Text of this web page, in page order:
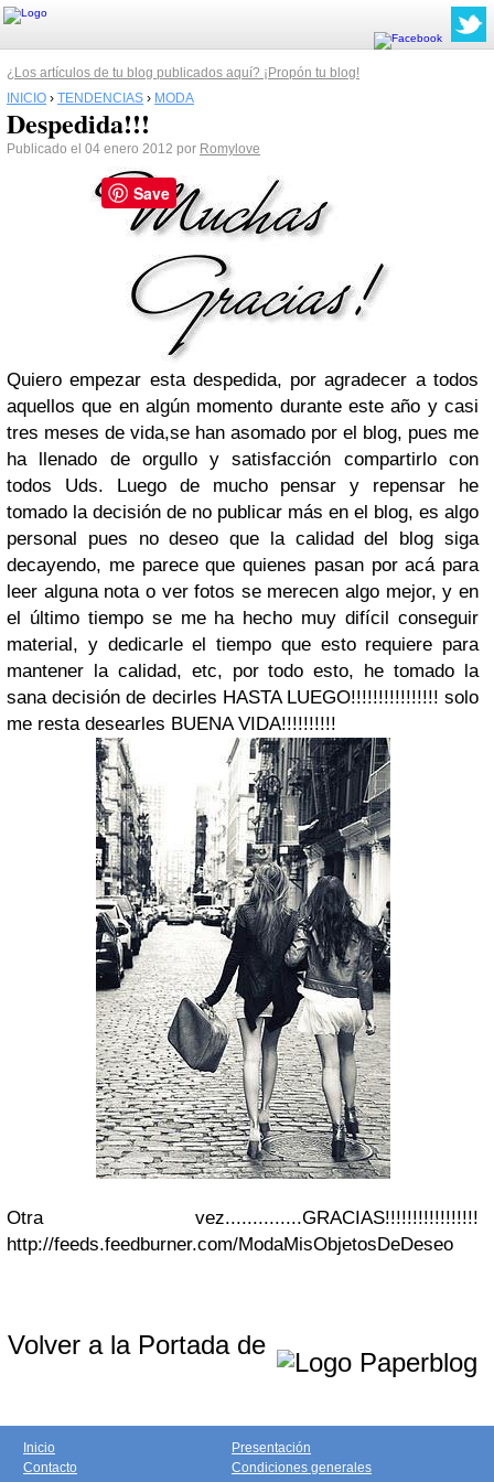
¿Los artículos de tu blog publicados aquí? ¡Propón tu blog!
INICIO › TENDENCIAS › MODA
Despedida!!!
Publicado el 04 enero 2012 por Romylove
Quiero empezar esta despedida, por agradecer a todos
aquellos que en algún momento durante este año y casi
tres meses de vida,se han asomado por el blog, pues me
ha llenado de orgullo y satisfacción compartirlo con
todos Uds. Luego de mucho pensar y repensar he
tomado la decisión de no publicar más en el blog, es algo
personal pues no deseo que la calidad del blog siga
decayendo, me parece que quienes pasan por acá para
leer alguna nota o ver fotos se merecen algo mejor, y en
el último tiempo se me ha hecho muy difícil conseguir
material, y dedicarle el tiempo que esto requiere para
mantener la calidad, etc, por todo esto, he tomado la
sana decisión de decirles HASTA LUEGO!!!!!!!!!!!!!!!! solo
me resta desearles BUENA VIDA!!!!!!!!!!
Otra vez..............GRACIAS!!!!!!!!!!!!!!!!!
http://feeds.feedburner.com/ModaMisObjetosDeDeseo
Volver a la Portada de
Inicio
Contacto
Presentación
Condiciones generales
Save